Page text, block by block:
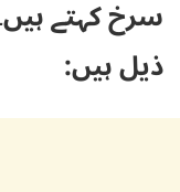
سرخ کہتے
ذیل ہیں: